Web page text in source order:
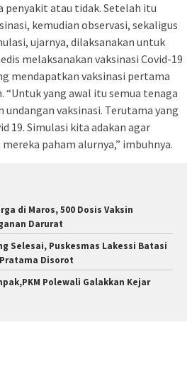
atau tidak. Setelah itu
kemudian observasi, sekaligus
ujarnya, dilaksanakan untuk
melaksanakan vaksinasi Covid-19
mendapatkan vaksinasi pertama
“Untuk yang awal itu semua tenaga
undangan vaksinasi. Terutama yang
19. Simulasi kita adakan agar
paham alurnya,” imbuhnya.
di Maros, 500 Dosis Vaksin
Darurat
Selesai, Puskesmas Lakessi Batasi
Pratama Disorot
Polewali Galakkan Kejar